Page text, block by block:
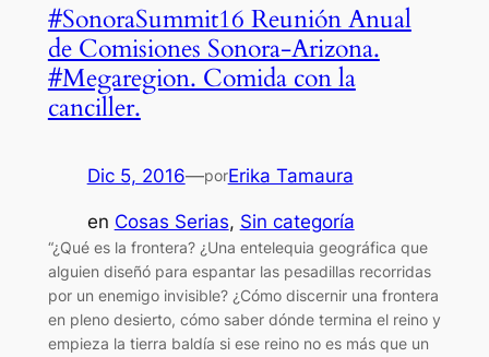
#SonoraSummit16 Reunión Anual
de Comisiones Sonora-Arizona.
#Megaregion. Comida con la
canciller.
Dic 5, 2016—porErika Tamaura
en Cosas Serias, Sin categoría
“¿Qué es la frontera? ¿Una entelequia geográfica que
alguien diseñó para espantar las pesadillas recorridas
por un enemigo invisible? ¿Cómo discernir una frontera
en pleno desierto, cómo saber dónde termina el reino y
empieza la tierra baldía si ese reino no es más que un